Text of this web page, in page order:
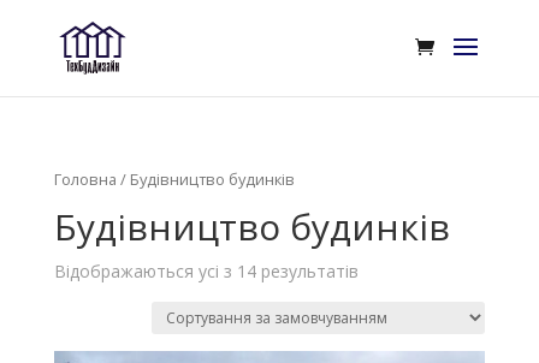
Головна / Будівництво будинків
Будівництво будинків
Відображаються усі з 14 результатів